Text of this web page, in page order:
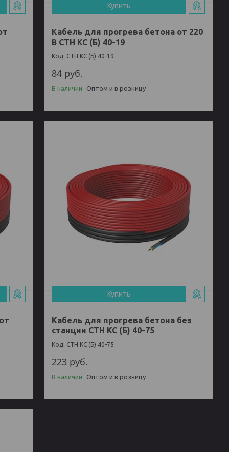
Купить
Кабель для прогрева бетона от 220
В СТН КС (Б) 40-19
СТН КС (Б) 40-19
84 руб.
В наличии Оптом и в розницу
Купить
Кабель для прогрева бетона без
станции СТН КС (Б) 40-75
СТН КС (Б) 40-75
223 руб.
В наличии Оптом и в розницу